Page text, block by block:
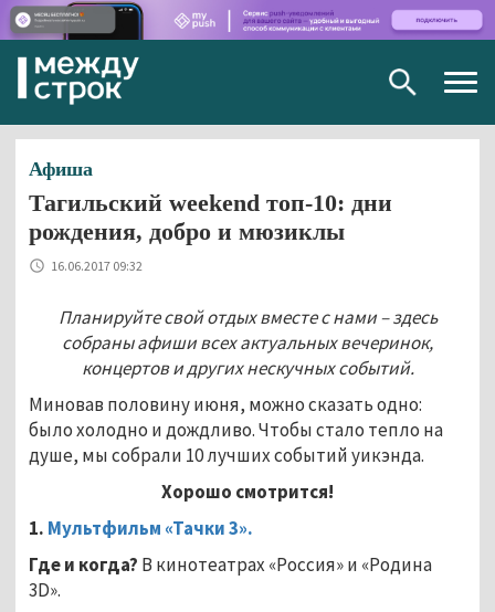
Афиша
Тагильский weekend топ-10: дни
рождения, добро и мюзиклы
16.06.2017 09:32
Планируйте свой отдых вместе с нами – здесь
собраны афиши всех актуальных вечеринок,
концертов и других нескучных событий.
Миновав половину июня, можно сказать одно:
было холодно и дождливо. Чтобы стало тепло на
душе, мы собрали 10 лучших событий уикэнда.
Хорошо смотрится!
1. Мультфильм «Тачки 3».
Где и когда? В кинотеатрах «Россия» и «Родина
3D».